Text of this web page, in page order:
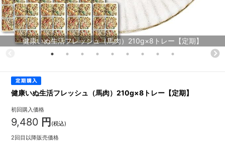
健康いぬ生活フレッシュ（馬肉）210g×8トレー【定期】
健康いぬ生活フレッシュ（馬肉）210g×8トレー【定期】
初回購入価格
9,480 円 (税込)
2回目以降販売価格